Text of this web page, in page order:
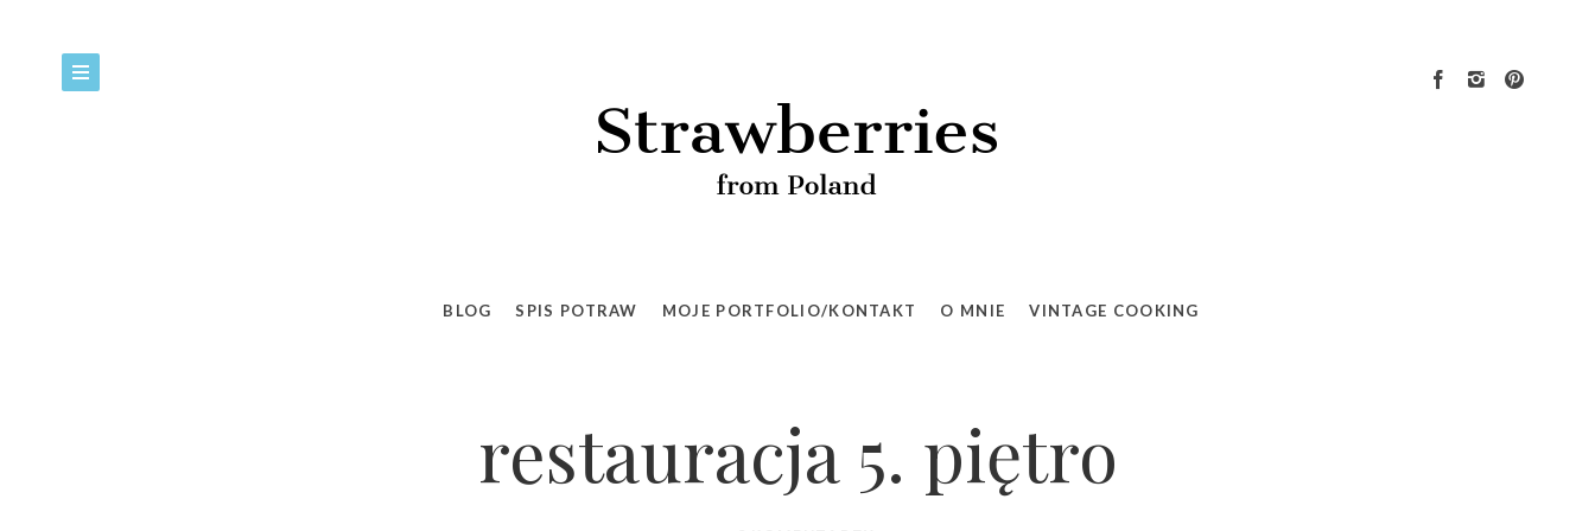
BLOG SPIS POTRAW MOJE PORTFOLIO/KONTAKT O MNIE VINTAGE COOKING
restauracja 5. piętro